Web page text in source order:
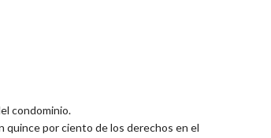
condominio.
quince por ciento de los derechos en el